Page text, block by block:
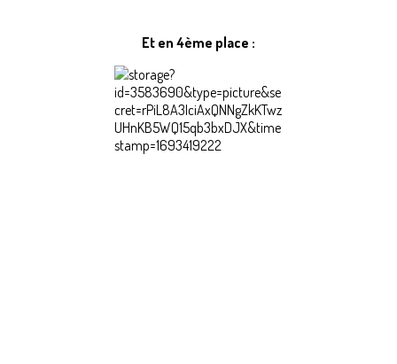
Et en 4ème place :